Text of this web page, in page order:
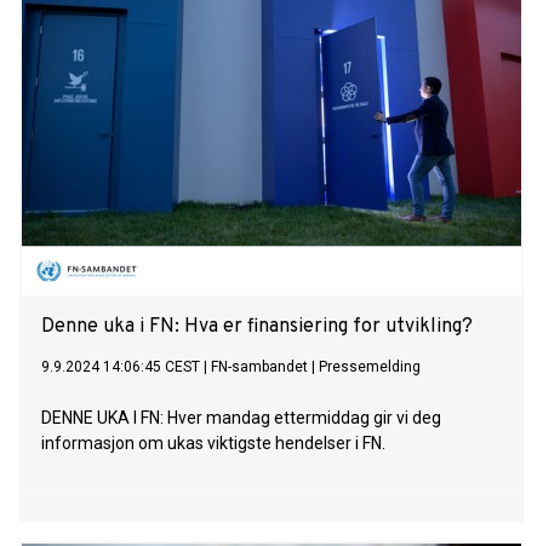
Denne uka i FN: Hva er finansiering for utvikling?
9.9.2024 14:06:45 CEST FN-sambandet Pressemelding
DENNE UKA I FN: Hver mandag ettermiddag gir vi deg
informasjon om ukas viktigste hendelser i FN.